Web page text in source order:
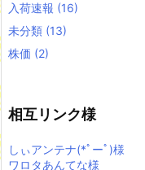
入荷速報 (16)
未分類 (13)
株価 (2)
相互リンク様
しぃアンテナ(*ﾟーﾟ)様
ワロタあんてな様